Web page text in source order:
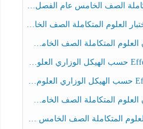
عام الفصل الدراسي الثالث 2025-2026
المتكاملة الصف الخامس عام الفصل الثالث
الصف الخامس انسبير الفصل الثالث
الصف الخامس عام الفصل الثالث
الصف الخامس انسبير الفصل الثالث